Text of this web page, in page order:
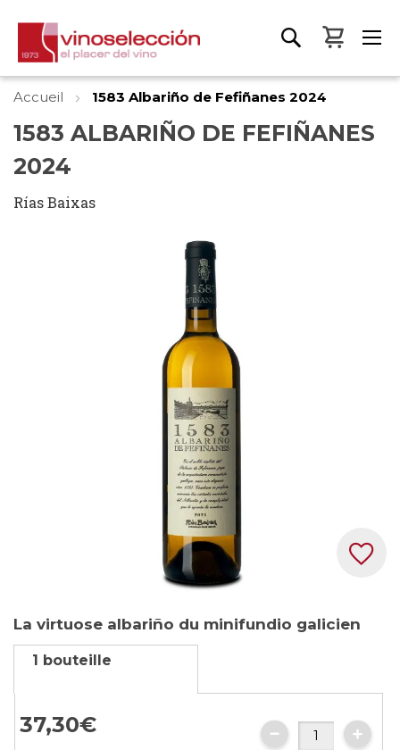
Mon
Accueil 1583 Albariño de Fefiñanes 2024
1583 ALBARIÑO DE FEFIÑANES
2024
Rías Baixas
to
the
of
the
images
La virtuose albariño du minifundio galicien
1 bouteille
37,30€